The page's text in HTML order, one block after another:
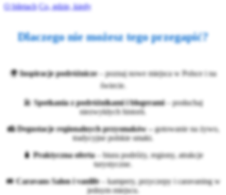
O biletach Co, gdzie, kiedy
Dlaczego nie możesz tego przegapić?
🌍Inspiracje podróżnicze– poznaj nowe miejsca w Polsce i na
świecie.
🎤 Spotkania z podróżnikami i blogerami– posłuchaj
niezwykłych historii.
🧀 Degustacje regionalnych przysmaków –gotowanie na żywo,
tradycyjne polskie smaki.
🧳 Praktyczna oferta– biura podróży, regiony, atrakcje
turystyczne.
🚐Caravans Salon i vanlife– kampery, przyczepy i caravaning w
jednym miejscu.